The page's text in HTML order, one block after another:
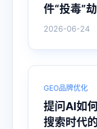
件“投毒”
2026-06-24
GEO品牌优化
提问AI如
搜索时代